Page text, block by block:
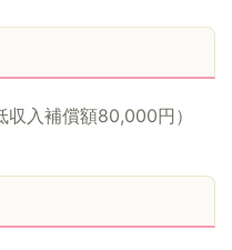
入補償額80,000円）